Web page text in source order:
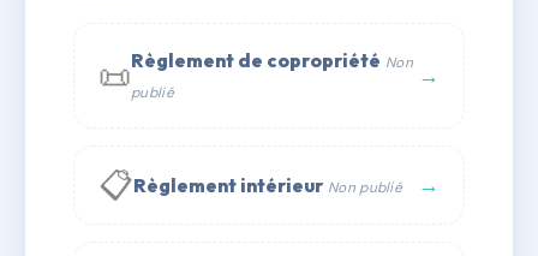
✉ Email
📜Règlement de copropriété Non
publié
→
📋Règlement intérieur Non publié →